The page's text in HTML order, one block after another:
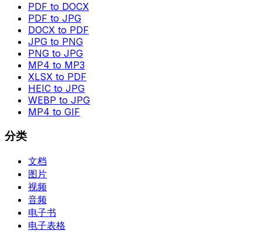
PDF to DOCX
PDF to JPG
DOCX to PDF
JPG to PNG
PNG to JPG
MP4 to MP3
XLSX to PDF
HEIC to JPG
WEBP to JPG
MP4 to GIF
分类
文档
图片
视频
音频
电子书
电子表格